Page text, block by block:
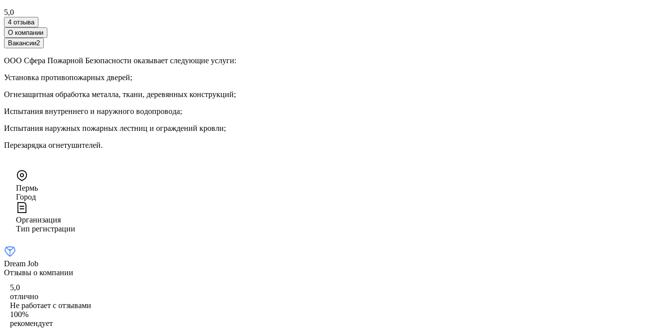
5,0
4 отзыва
О компании
Вакансии2
ООО Сфера Пожарной Безопасности оказывает следующие услуги:
Установка противопожарных дверей;
Огнезащитная обработка металла, ткани, деревянных конструкций;
Испытания внутреннего и наружного водопровода;
Испытания наружных пожарных лестниц и ограждений кровли;
Перезарядка огнетушителей.
Пермь
Город
Организация
Тип регистрации
Dream Job
Отзывы о компании
5,0
отлично
Не работает с отзывами
100%
рекомендует